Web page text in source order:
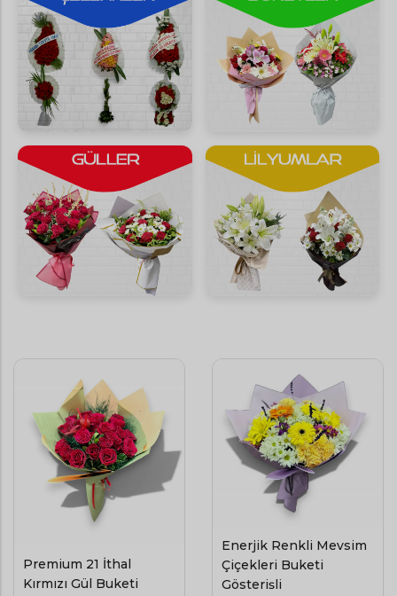
Premium 21 İthal
Kırmızı Gül Buketi
Enerjik Renkli Mevsim
Çiçekleri Buketi
Gösterişli